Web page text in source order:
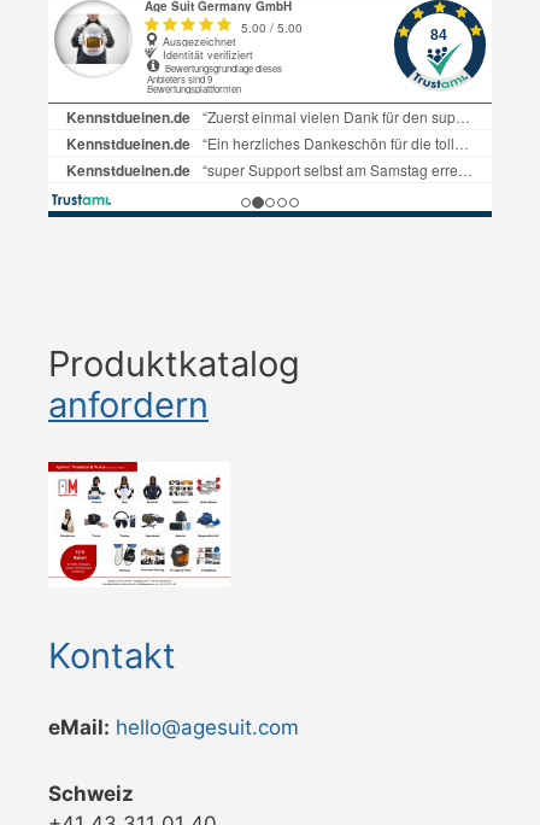
Produktkatalog
anfordern
Kontakt
eMail: hello@agesuit.com
Schweiz